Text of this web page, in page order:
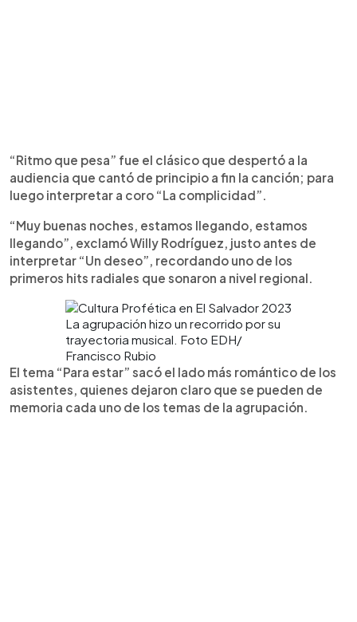
“Ritmo que pesa” fue el clásico que despertó a la
audiencia que cantó de principio a fin la canción; para
luego interpretar a coro “La complicidad”.
“Muy buenas noches, estamos llegando, estamos
llegando”, exclamó Willy Rodríguez, justo antes de
interpretar “Un deseo”, recordando uno de los
primeros hits radiales que sonaron a nivel regional.
La agrupación hizo un recorrido por su
trayectoria musical. Foto EDH/
Francisco Rubio
El tema “Para estar” sacó el lado más romántico de los
asistentes, quienes dejaron claro que se pueden de
memoria cada uno de los temas de la agrupación.